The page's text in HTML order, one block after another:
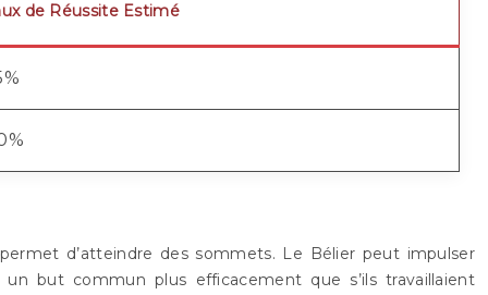
de Réussite Estimé
d’atteindre des sommets. Le Bélier peut impulser
but commun plus efficacement que s’ils travaillaient